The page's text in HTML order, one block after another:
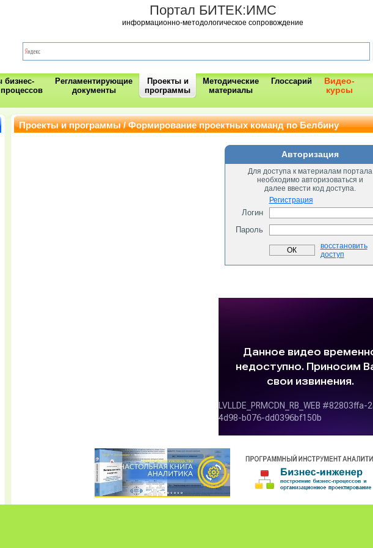
Портал БИТЕК:ИМС
информационно-методологическое сопровождение
бизнес-
Регламентирующие
документы
Проекты и
программы
Методические
материалы
Глоссарий
Видео-
курсы
Проекты и программы / Формирование проектных команд по Белбину
Авторизация
Для доступа к материалам портала
необходимо авторизоваться и
далее ввести код доступа.
Регистрация
Логин
Пароль
восстановить
доступ